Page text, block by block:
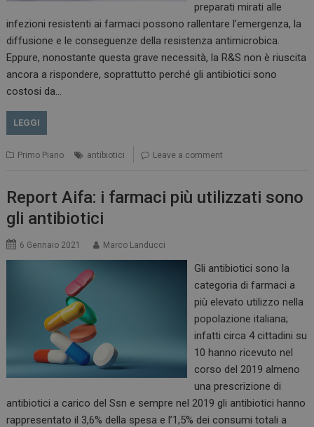
preparati mirati alle
infezioni resistenti ai farmaci possono rallentare l’emergenza, la
diffusione e le conseguenze della resistenza antimicrobica.
Eppure, nonostante questa grave necessità, la R&S non è riuscita
ancora a rispondere, soprattutto perché gli antibiotici sono
costosi da…
LEGGI
Primo Piano antibiotici Leave a comment
Report Aifa: i farmaci più utilizzati sono
gli antibiotici
6 Gennaio 2021 Marco Landucci
Gli antibiotici sono la
categoria di farmaci a
più elevato utilizzo nella
popolazione italiana;
infatti circa 4 cittadini su
10 hanno ricevuto nel
corso del 2019 almeno
una prescrizione di
antibiotici a carico del Ssn e sempre nel 2019 gli antibiotici hanno
rappresentato il 3,6% della spesa e l’1,5% dei consumi totali a
ARRAffinitySameSite
Microsoft Corporation
Sessione
PHPSESSID
www.dailyhealthindustry.it
Sessione